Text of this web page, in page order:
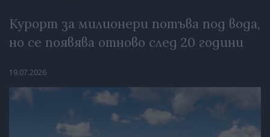
Курорт за милионери потъва под вода,
но се появява отново след 20 години
19.07.2026